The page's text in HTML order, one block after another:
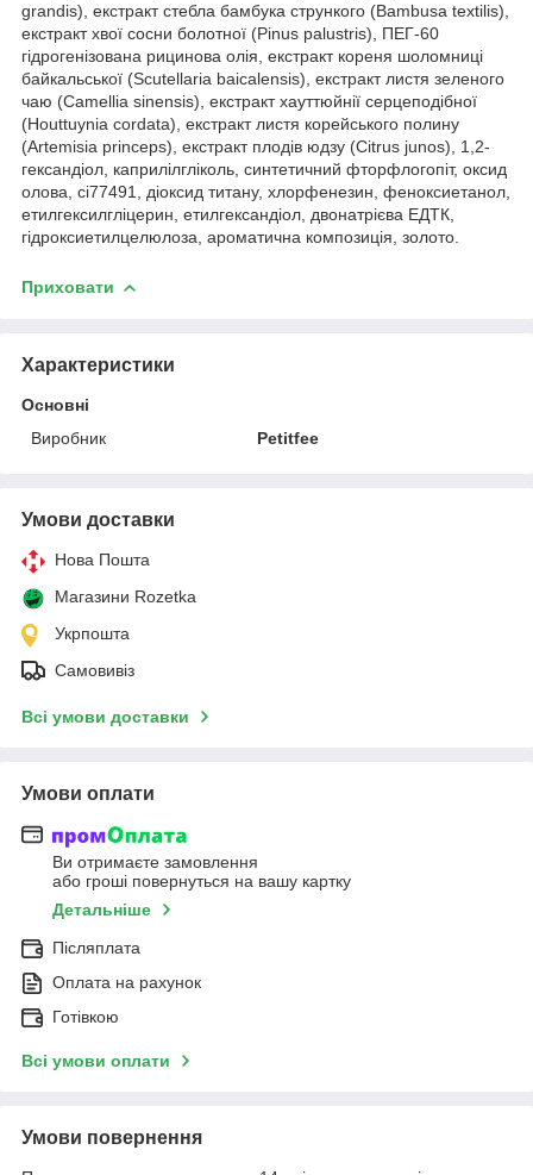
grandis), екстракт стебла бамбука стрункого (Bambusa textilis),
екстракт хвої сосни болотної (Pinus palustris), ПЕГ-60
гідрогенізована рицинова олія, екстракт кореня шоломниці
байкальської (Scutellaria baicalensis), екстракт листя зеленого
чаю (Camellia sinensis), екстракт хауттюйнії серцеподібної
(Houttuynia cordata), екстракт листя корейського полину
(Artemisia princeps), екстракт плодів юдзу (Citrus junos), 1,2-
гександіол, каприлілгліколь, синтетичний фторфлогопіт, оксид
олова, ci77491, діоксид титану, хлорфенезин, феноксиетанол,
етилгексилгліцерин, етилгександіол, двонатрієва ЕДТК,
гідроксиетилцелюлоза, ароматична композиція, золото.
Приховати
Характеристики
Основні
Виробник
Petitfee
Умови доставки
Нова Пошта
Магазини Rozetka
Укрпошта
Самовивіз
Всі умови доставки
Умови оплати
Ви отримаєте замовлення
або гроші повернуться на вашу картку
Детальніше
Післяплата
Оплата на рахунок
Готівкою
Всі умови оплати
Умови повернення